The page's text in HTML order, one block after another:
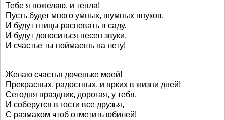
Тебе я пожелаю, и тепла!
Пусть будет много умных, шумных внуков,
И будут птицы распевать в саду.
И будут доноситься песен звуки,
И счастье ты поймаешь на лету!
Желаю счастья доченьке моей!
Прекрасных, радостных, и ярких в жизни дней!
Сегодня праздник, дорогая, у тебя,
И соберутся в гости все друзья,
С размахом чтоб отметить юбилей!